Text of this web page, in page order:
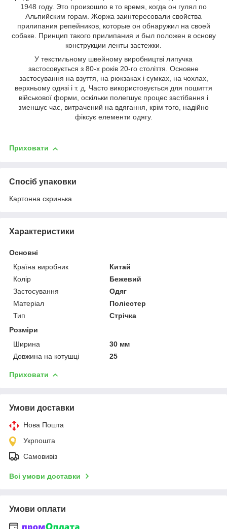
1948 году. Это произошло в то время, когда он гулял по
Альпийским горам. Жоржа заинтересовали свойства
прилипания репейников, которые он обнаружил на своей
собаке. Принцип такого прилипания и был положен в основу
конструкции ленты застежки.
У текстильному швейному виробництві липучка
застосовується з 80-х років 20-го століття. Основне
застосування на взуття, на рюкзаках і сумках, на чохлах,
верхньому одязі і т. д. Часто використовується для пошиття
військової форми, оскільки полегшує процес застібання і
зменшує час, витрачений на вдягання, крім того, надійно
фіксує елементи одягу.
Приховати
Спосіб упаковки
Картонна скринька
Характеристики
Основні
Країна виробник
Китай
Колір
Бежевий
Застосування
Одяг
Матеріал
Поліестер
Тип
Стрічка
Розміри
Ширина
30 мм
Довжина на котушці
25
Приховати
Умови доставки
Нова Пошта
Укрпошта
Самовивіз
Всі умови доставки
Умови оплати